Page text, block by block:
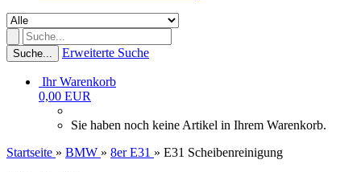
Suche... Erweiterte Suche
Ihr Warenkorb
0,00 EUR
Sie haben noch keine Artikel in Ihrem Warenkorb.
Startseite » BMW » 8er E31 » E31 Scheibenreinigung